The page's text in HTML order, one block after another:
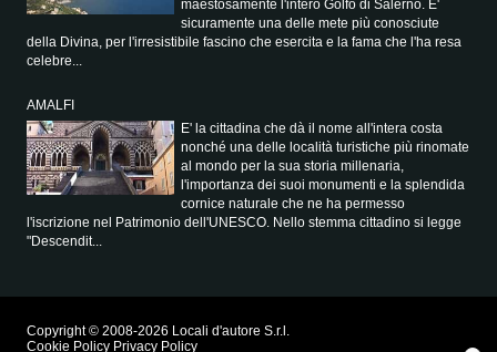
maestosamente l'intero Golfo di Salerno. E'
sicuramente una delle mete più conosciute
della Divina, per l'irresistibile fascino che esercita e la fama che l'ha resa
celebre...
AMALFI
E' la cittadina che dà il nome all'intera costa
nonché una delle località turistiche più rinomate
al mondo per la sua storia millenaria,
l'importanza dei suoi monumenti e la splendida
cornice naturale che ne ha permesso
l'iscrizione nel Patrimonio dell'UNESCO. Nello stemma cittadino si legge
"Descendit...
Copyright © 2008-2026 Locali d'autore S.r.l.
Cookie Policy Privacy Policy